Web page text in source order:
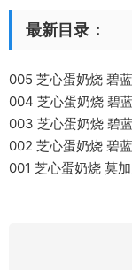
最新目录：
005 芝心蛋奶烧 碧
004 芝心蛋奶烧 碧
003 芝心蛋奶烧 碧
002 芝心蛋奶烧 碧
001 芝心蛋奶烧 莫